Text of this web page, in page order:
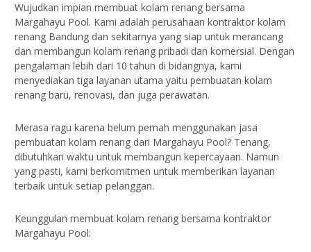
Wujudkan impian membuat kolam renang bersama
Margahayu Pool. Kami adalah perusahaan kontraktor kolam
renang Bandung dan sekitarnya yang siap untuk merancang
dan membangun kolam renang pribadi dan komersial. Dengan
pengalaman lebih dari 10 tahun di bidangnya, kami
menyediakan tiga layanan utama yaitu pembuatan kolam
renang baru, renovasi, dan juga perawatan.
Merasa ragu karena belum pernah menggunakan jasa
pembuatan kolam renang dari Margahayu Pool? Tenang,
dibutuhkan waktu untuk membangun kepercayaan. Namun
yang pasti, kami berkomitmen untuk memberikan layanan
terbaik untuk setiap pelanggan.
Keunggulan membuat kolam renang bersama kontraktor
Margahayu Pool: